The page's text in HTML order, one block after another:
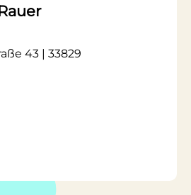
43 | 33829